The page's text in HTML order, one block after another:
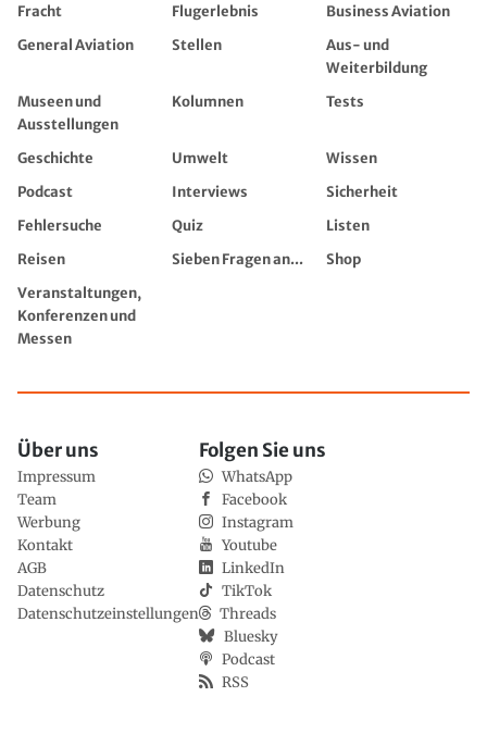
Fracht
Flugerlebnis
Business Aviation
General Aviation
Stellen
Aus- und
Weiterbildung
Museen und
Ausstellungen
Kolumnen Tests
Geschichte Umwelt
Wissen
Podcast
Interviews
Sicherheit
Fehlersuche
Quiz
Listen
Reisen
Sieben Fragen an...
Shop
Veranstaltungen,
Konferenzen und
Messen
Über uns
Impressum
Team
Werbung
Kontakt
AGB
Datenschutz
Datenschutzeinstellungen
Folgen Sie uns
WhatsApp
Facebook
Instagram
Youtube
LinkedIn
TikTok
Threads
Bluesky
Podcast
RSS